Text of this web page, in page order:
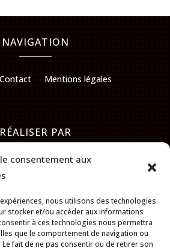
consentement aux
nous utilisons des technologies
stocker et/ou accéder aux informations
à ces technologies nous permettra
que le comportement de navigation ou
fait de ne pas consentir ou de retirer son
NAVIGATION
Contact Mentions légales
RÉALISER PAR